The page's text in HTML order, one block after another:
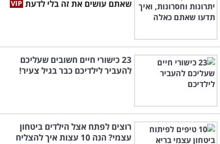
שאתם עושים את זה בלי לדעת
23 כישורי חיים חשובים שעליכם
להעביר לילדיכם כבר בגיל צעיר!
רוצים לפתח אצל הילדים ביטחון
עצמי? הנה 10 עצות איך להצליח